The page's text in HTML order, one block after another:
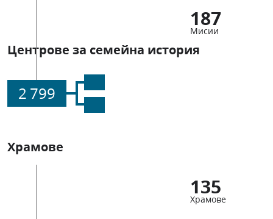
187
Мисии
Центрове за семейна история
2 799
Храмове
135
Храмове